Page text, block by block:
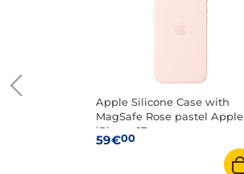
Apple Silicone Case with
MagSafe Rose pastel Apple
iPhone 17e
59€00